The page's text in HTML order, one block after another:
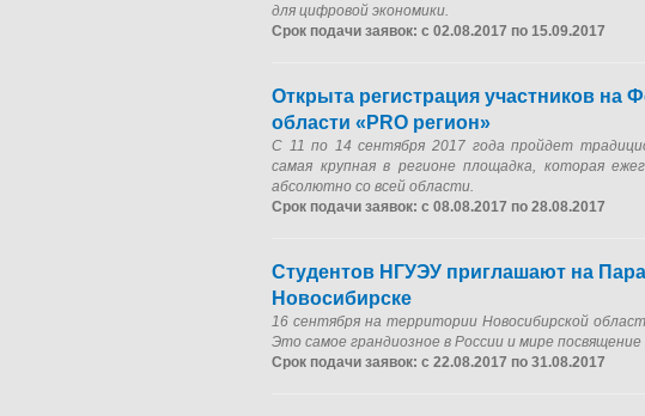
для цифровой экономики.
Срок подачи заявок: с 02.08.2017 по 15.09.2017
Открыта регистрация участников
области «PRO регион»
С 11 по 14 сентября 2017 года пройдет
самая крупная в регионе площадка, которая
абсолютно со всей области.
Срок подачи заявок: с 08.08.2017 по 28.08.2017
Студентов НГУЭУ приглашают на
Новосибирске
16 сентября на территории Новосибирской
Это самое грандиозное в России и мире
Срок подачи заявок: с 22.08.2017 по 31.08.2017